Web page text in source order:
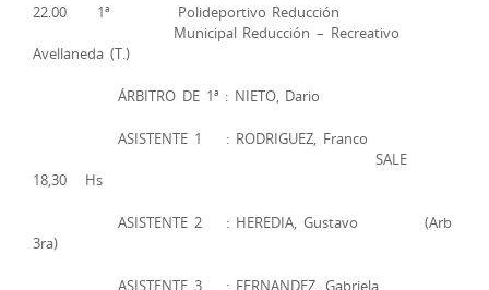
22.00 1ª Polideportivo Reducción
Municipal Reducción – Recreativo
Avellaneda (T.)
ÁRBITRO DE 1ª : NIETO, Dario
ASISTENTE 1 : RODRIGUEZ, Franco
SALE
18,30 Hs
ASISTENTE 2 : HEREDIA, Gustavo (Arb
3ra)
ASISTENTE 3 : FERNANDEZ, Gabriela